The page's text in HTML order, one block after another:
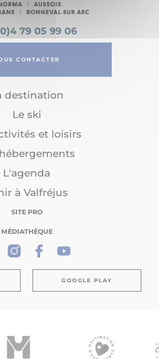
79 05 99 06
CONTACTER
destination
Le ski
et loisirs
L'agenda
à Valfréjus
SITE PRO
MÉDIATHÈQUE
GOOGLE PLAY